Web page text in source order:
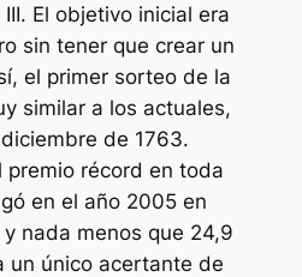
El objetivo inicial era
sin tener que crear un
el primer sorteo de la
similar a los actuales,
de 1763.
premio récord en toda
en el año 2005 en
nada menos que 24,9
un único acertante de